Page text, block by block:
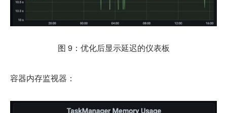
图 9：优化后显示延迟的仪表板
容器内存监视器：